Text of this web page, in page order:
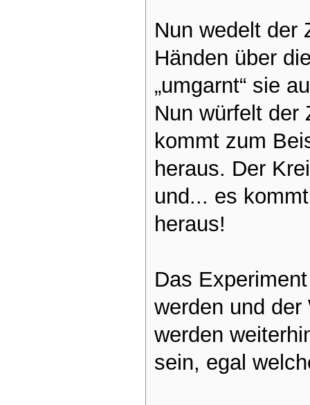
Nun wedelt der
Händen über
„umgarnt“ sie
Nun würfelt der
kommt zum
heraus. Der
und... es
heraus!
Das
werden und
werden
sein, egal